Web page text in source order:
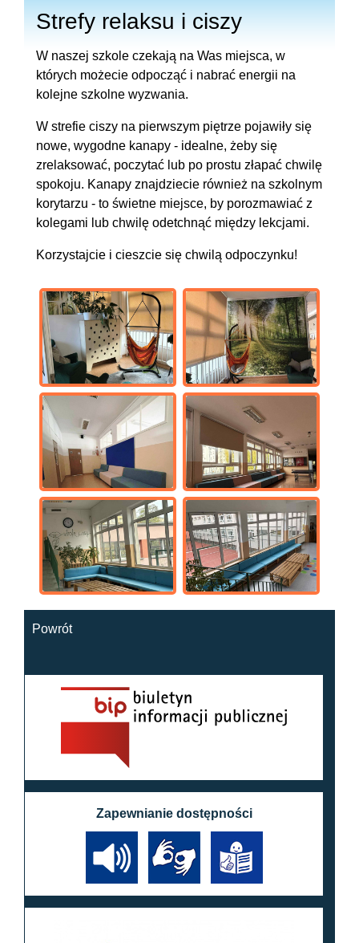
Strefy relaksu i ciszy
W naszej szkole czekają na Was miejsca, w
których możecie odpocząć i nabrać energii na
kolejne szkolne wyzwania.
W strefie ciszy na pierwszym piętrze pojawiły się
nowe, wygodne kanapy - idealne, żeby się
zrelaksować, poczytać lub po prostu złapać chwilę
spokoju. Kanapy znajdziecie również na szkolnym
korytarzu - to świetne miejsce, by porozmawiać z
kolegami lub chwilę odetchnąć między lekcjami.
Korzystajcie i cieszcie się chwilą odpoczynku!
Powrót
Zapewnianie dostępności